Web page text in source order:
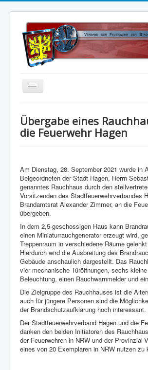
Über uns
Satzung
Kalender
Status 5
Berichte
Impressum
Datenschutz
Übergabe eines
die Feuerwehr Hagen
Am Dienstag, 28. September 2021 wurde in
Beigeordneten der Stadt Hagen, Herrn
genanntes Rauchhaus durch den
Vorsitzenden des Stadtfeuerwehrverbandes
Brandamtsrat Alexander Zimmer, an die
übergeben.
In dem 2,5-geschossigen Haus kann
einen Miniaturrauchgenerator erzeugt wird,
Treppenraum in verschiedene Räume
Hierdurch wird die Ausbreitung des
Gebäude anschaulich dargestellt. Das
vier mechanische Türöffnungen, sechs
Beleuchtung, einen Rauchwarnmelder und
Die Zielgruppe des Rauchhauses ist die
auch für jüngere Personen sind die
der Brandschutzaufklärung hoch interessant.
Der Stadtfeuerwehrverband Hagen und die
danken den beiden Initiatoren des
der Feuerwehren in NRW und der Provinzial-
eines von 20 Exemplaren in NRW nutzen zu